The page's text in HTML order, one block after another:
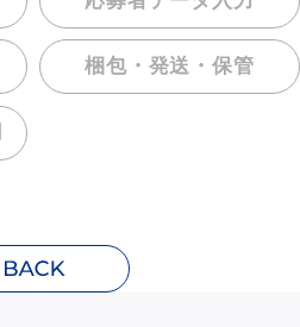
梱包・発送・保管